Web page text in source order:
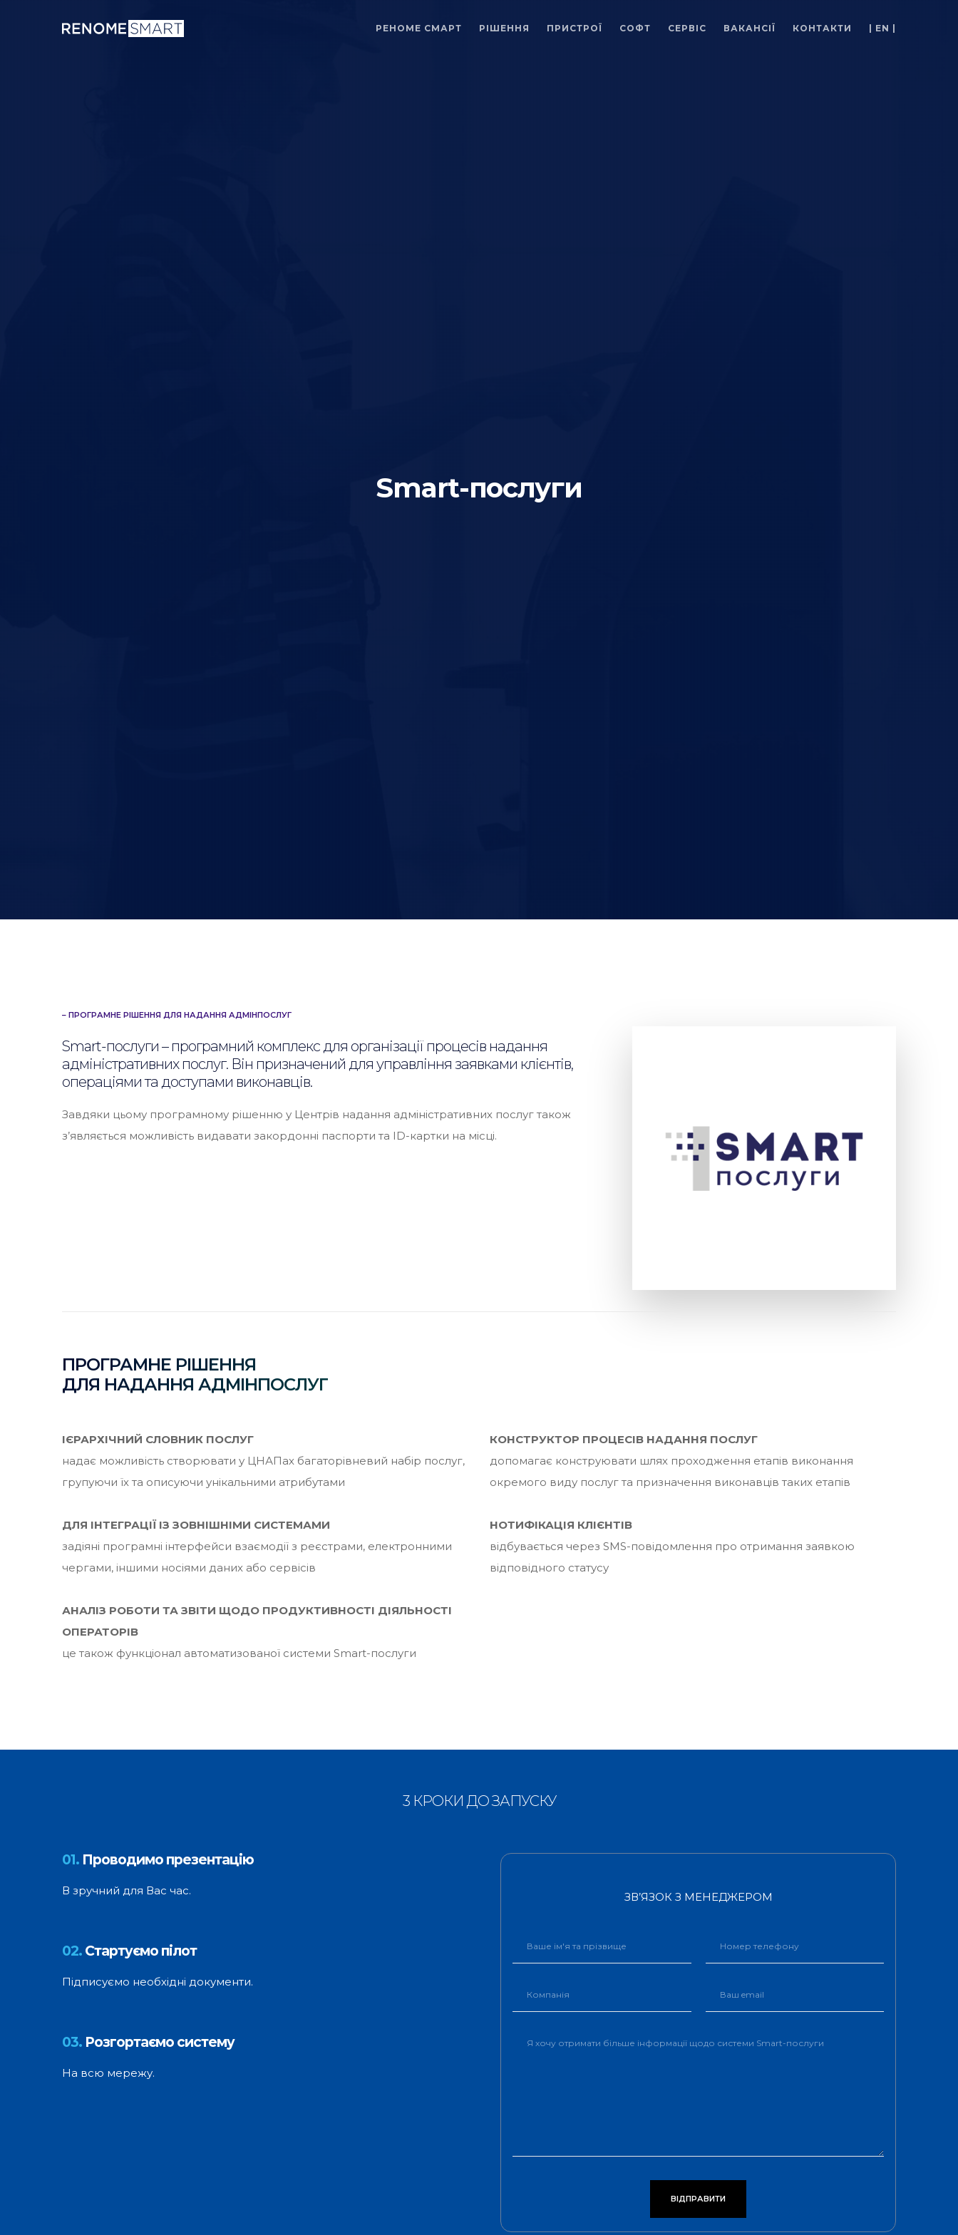
РЕНОМЕ СМАРТ РІШЕННЯ ПРИСТРОЇ СОФТ СЕРВІС ВАКАНСІЇ КОНТАКТИ | EN |
Smart-послуги
– ПРОГРАМНЕ РІШЕННЯ ДЛЯ НАДАННЯ АДМІНПОСЛУГ
Smart-послуги – програмний комплекс для організації процесів надання
адміністративних послуг. Він призначений для управління заявками клієнтів,
операціями та доступами виконавців.
Завдяки цьому програмному рішенню у Центрів надання адміністративних послуг також
з’являється можливість видавати закордонні паспорти та ID-картки на місці.
ПРОГРАМНЕ РІШЕННЯ
ДЛЯ НАДАННЯ АДМІНПОСЛУГ
ІЄРАРХІЧНИЙ СЛОВНИК ПОСЛУГ
надає можливість створювати у ЦНАПах багаторівневий набір послуг,
групуючи їх та описуючи унікальними атрибутами
ДЛЯ ІНТЕГРАЦІЇ ІЗ ЗОВНІШНІМИ СИСТЕМАМИ
задіяні програмні інтерфейси взаємодії з реєстрами, електронними
чергами, іншими носіями даних або сервісів
АНАЛІЗ РОБОТИ ТА ЗВІТИ ЩОДО ПРОДУКТИВНОСТІ ДІЯЛЬНОСТІ
ОПЕРАТОРІВ
це також функціонал автоматизованої системи Smart-послуги
КОНСТРУКТОР ПРОЦЕСІВ НАДАННЯ ПОСЛУГ
допомагає конструювати шлях проходження етапів виконання
окремого виду послуг та призначення виконавців таких етапів
НОТИФІКАЦІЯ КЛІЄНТІВ
відбувається через SMS-повідомлення про отримання заявкою
відповідного статусу
3 КРОКИ ДО ЗАПУСКУ
01. Проводимо презентацію
В зручний для Вас час.
02. Стартуємо пілот
Підписуємо необхідні документи.
03. Розгортаємо систему
На всю мережу.
ЗВ’ЯЗОК З МЕНЕДЖЕРОМ